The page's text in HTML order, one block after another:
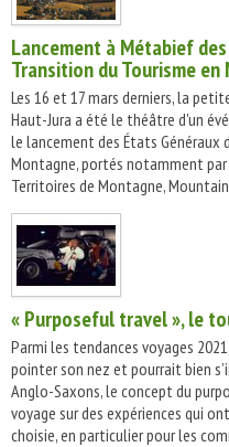
Lancement à Métabief
Transition du Tourisme en
Les 16 et 17 mars derniers, la
Haut-Jura a été le théâtre d'un
le lancement des États Généraux
Montagne, portés notamment
Territoires de Montagne,
« Purposeful travel », le
Parmi les tendances voyages
pointer son nez et pourrait bien
Anglo-Saxons, le concept du
voyage sur des expériences qui
choisie, en particulier pour les